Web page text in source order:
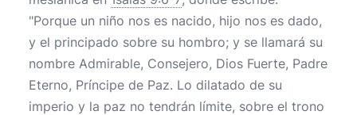
"Porque un niño nos es nacido, hijo nos es dado,
y el principado sobre su hombro; y se llamará su
nombre Admirable, Consejero, Dios Fuerte, Padre
Eterno, Príncipe de Paz. Lo dilatado de su
imperio y la paz no tendrán límite, sobre el trono